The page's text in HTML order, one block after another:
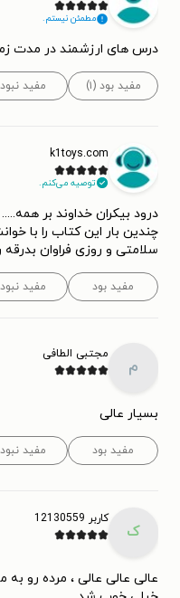
مطمئن نیستم.
درس های ارزشمند در مدت
مفید بود (۱) مفید نبود
k1toys.com
توصیه می‌کنم.
درود بیکران خداوند بر
چندین بار این کتاب را با
سلامتی و روزی فراوان بدرقه
مفید بود مفید نبود
م
مجتبی الطافی
بسیار عالی
مفید بود مفید نبود
ک
کاربر 12130559
عالی عالی عالی ، مرده رو